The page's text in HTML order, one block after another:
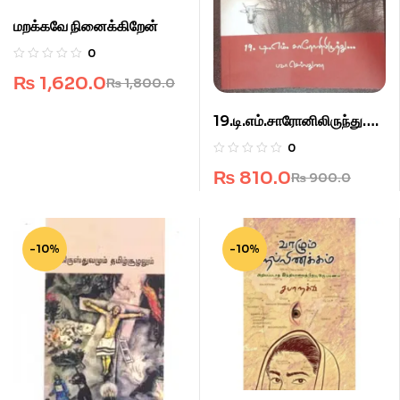
மறக்கவே நினைக்கிறேன்
0
₨1,800.0
₨ 1,620.0
19.டி.எம்.சாரோனிலிருந்து….
0
₨900.0
₨ 810.0
-10% -10%